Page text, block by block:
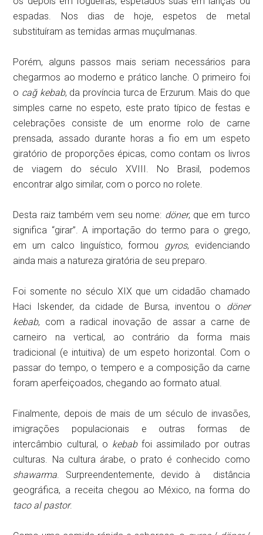
espadas. Nos dias de hoje, espetos de metal
substituíram as temidas armas muçulmanas.
Porém, alguns passos mais seriam necessários para
chegarmos ao moderno e prático lanche. O primeiro foi
o cağ kebab, da província turca de Erzurum. Mais do que
simples carne no espeto, este prato típico de festas e
celebrações consiste de um enorme rolo de carne
prensada, assado durante horas a fio em um espeto
giratório de proporções épicas, como contam os livros
de viagem do século XVIII. No Brasil, podemos
encontrar algo similar, com o porco no rolete.
Desta raiz também vem seu nome: döner, que em turco
significa “girar”. A importação do termo para o grego,
em um calco linguístico, formou gyros, evidenciando
ainda mais a natureza giratória de seu preparo.
Foi somente no século XIX que um cidadão chamado
Haci Iskender, da cidade de Bursa, inventou o döner
kebab, com a radical inovação de assar a carne de
carneiro na vertical, ao contrário da forma mais
tradicional (e intuitiva) de um espeto horizontal. Com o
passar do tempo, o tempero e a composição da carne
foram aperfeiçoados, chegando ao formato atual.
Finalmente, depois de mais de um século de invasões,
imigrações populacionais e outras formas de
intercâmbio cultural, o kebabfoi assimilado por outras
culturas. Na cultura árabe, o prato é conhecido como
shawarma. Surpreendentemente, devido à distância
geográfica, a receita chegou ao México, na forma do
taco al pastor.